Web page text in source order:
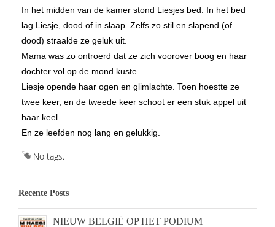
In het midden van de kamer stond Liesjes bed. In het bed
lag Liesje, dood of in slaap. Zelfs zo stil en slapend (of
dood) straalde ze geluk uit.
Mama was zo ontroerd dat ze zich voorover boog en haar
dochter vol op de mond kuste.
Liesje opende haar ogen en glimlachte. Toen hoestte ze
twee keer, en de tweede keer schoot er een stuk appel uit
haar keel.
En ze leefden nog lang en gelukkig.
No tags.
Recente Posts
NIEUW BELGIË OP HET PODIUM